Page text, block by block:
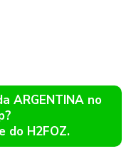
ARGENTINA no
do H2FOZ.